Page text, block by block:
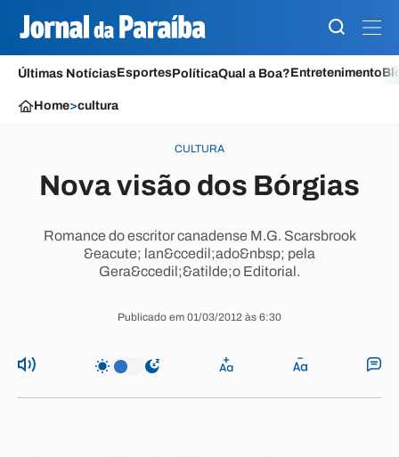
Últimas NotíciasEsportesPolíticaQual a Boa?Entretenimento
Home>cultura
CULTURA
Nova visão dos Bórgias
Romance do escritor canadense M.G. Scarsbrook
&eacute; lan&ccedil;ado&nbsp; pela
Gera&ccedil;&atilde;o Editorial.
Publicado em 01/03/2012 às 6:30